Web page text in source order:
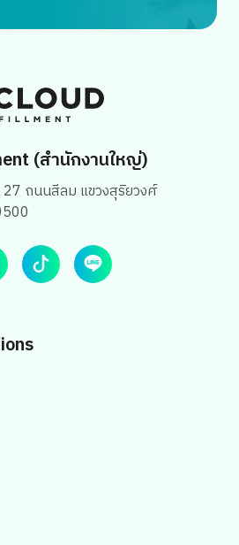
(สำนักงานใหญ่)
ถนนสีลม แขวงสุริยวงศ์